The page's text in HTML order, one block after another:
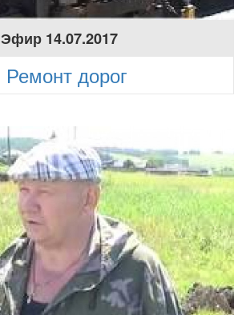
Эфир 14.07.2017
Ремонт дорог